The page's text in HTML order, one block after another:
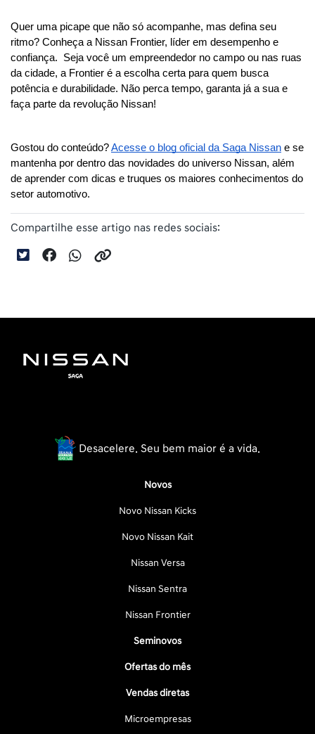
Quer uma picape que não só acompanhe, mas defina seu
ritmo? Conheça a Nissan Frontier, líder em desempenho e
confiança.  Seja você um empreendedor no campo ou nas ruas
da cidade, a Frontier é a escolha certa para quem busca
potência e durabilidade. Não perca tempo, garanta já a sua e
faça parte da revolução Nissan!
Gostou do conteúdo? Acesse o blog oficial da Saga Nissan e se
mantenha por dentro das novidades do universo Nissan, além
de aprender com dicas e truques os maiores conhecimentos do
setor automotivo.
Compartilhe esse artigo nas redes sociais:
Desacelere. Seu bem maior é a vida.
Novos
Novo Nissan Kicks
Novo Nissan Kait
Nissan Versa
Nissan Sentra
Nissan Frontier
Seminovos
Ofertas do mês
Vendas diretas
Microempresas